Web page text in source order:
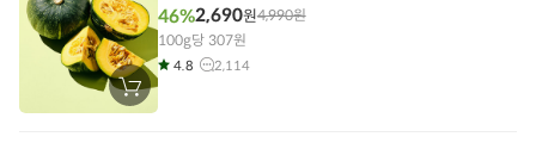
장
바
46%2,690원4,990원
100g당 307원
4.8 2,114